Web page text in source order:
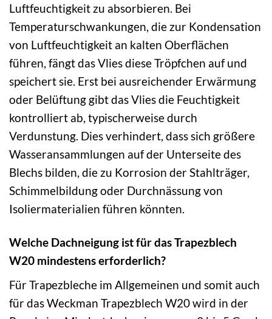
Luftfeuchtigkeit zu absorbieren. Bei
Temperaturschwankungen, die zur Kondensation
von Luftfeuchtigkeit an kalten Oberflächen
führen, fängt das Vlies diese Tröpfchen auf und
speichert sie. Erst bei ausreichender Erwärmung
oder Belüftung gibt das Vlies die Feuchtigkeit
kontrolliert ab, typischerweise durch
Verdunstung. Dies verhindert, dass sich größere
Wasseransammlungen auf der Unterseite des
Blechs bilden, die zu Korrosion der Stahlträger,
Schimmelbildung oder Durchnässung von
Isoliermaterialien führen könnten.
Welche Dachneigung ist für das Trapezblech
W20 mindestens erforderlich?
Für Trapezbleche im Allgemeinen und somit auch
für das Weckman Trapezblech W20 wird in der